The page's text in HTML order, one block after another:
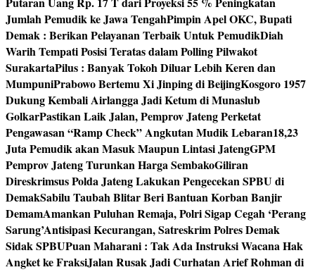
Jumlah Pemudik ke Jawa TengahPimpin Apel OKC, Bupati
Demak : Berikan Pelayanan Terbaik Untuk PemudikDiah
Warih Tempati Posisi Teratas dalam Polling Pilwakot
SurakartaPilus : Banyak Tokoh Diluar Lebih Keren dan
MumpuniPrabowo Bertemu Xi Jinping di BeijingKosgoro 1957
Dukung Kembali Airlangga Jadi Ketum di Munaslub
GolkarPastikan Laik Jalan, Pemprov Jateng Perketat
Pengawasan “Ramp Check” Angkutan Mudik Lebaran18,23
Juta Pemudik akan Masuk Maupun Lintasi JatengGPM
Pemprov Jateng Turunkan Harga SembakoGiliran
Direskrimsus Polda Jateng Lakukan Pengecekan SPBU di
DemakSabilu Taubah Blitar Beri Bantuan Korban Banjir
DemamAmankan Puluhan Remaja, Polri Sigap Cegah ‘Perang
Sarung’Antisipasi Kecurangan, Satreskrim Polres Demak
Sidak SPBUPuan Maharani : Tak Ada Instruksi Wacana Hak
Angket ke FraksiJalan Rusak Jadi Curhatan Arief Rohman di